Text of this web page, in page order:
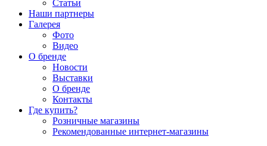
Статьи
Наши партнеры
Галерея
Фото
Видео
О бренде
Новости
Выставки
О бренде
Контакты
Где купить?
Розничные магазины
Рекомендованные интернет-магазины